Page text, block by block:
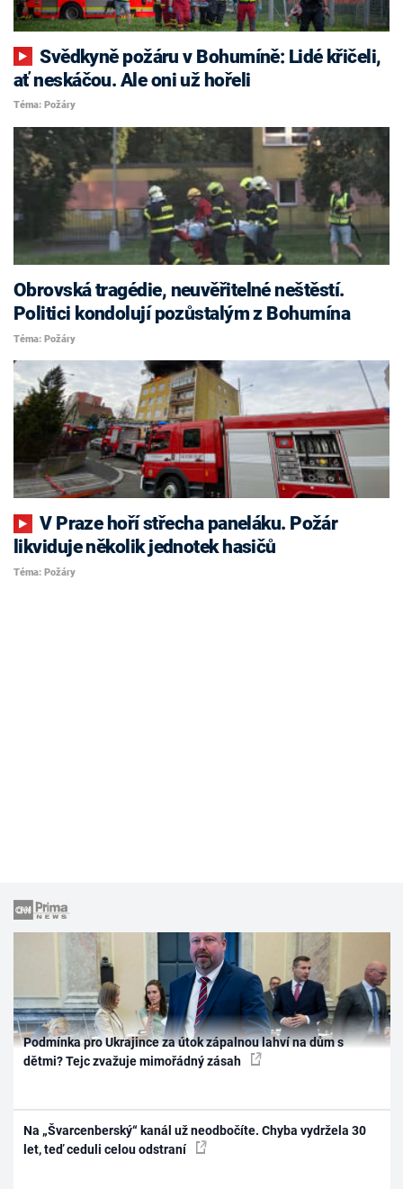
Svědkyně požáru v Bohumíně: Lidé křičeli,
ať neskáčou. Ale oni už hořeli
Téma: Požáry
Obrovská tragédie, neuvěřitelné neštěstí.
Politici kondolují pozůstalým z Bohumína
Téma: Požáry
V Praze hoří střecha paneláku. Požár
likviduje několik jednotek hasičů
Téma: Požáry
Podmínka pro Ukrajince za útok zápalnou lahví na dům s
dětmi? Tejc zvažuje mimořádný zásah
Na „Švarcenberský“ kanál už neodbočíte. Chyba vydržela 30
let, teď ceduli celou odstraní